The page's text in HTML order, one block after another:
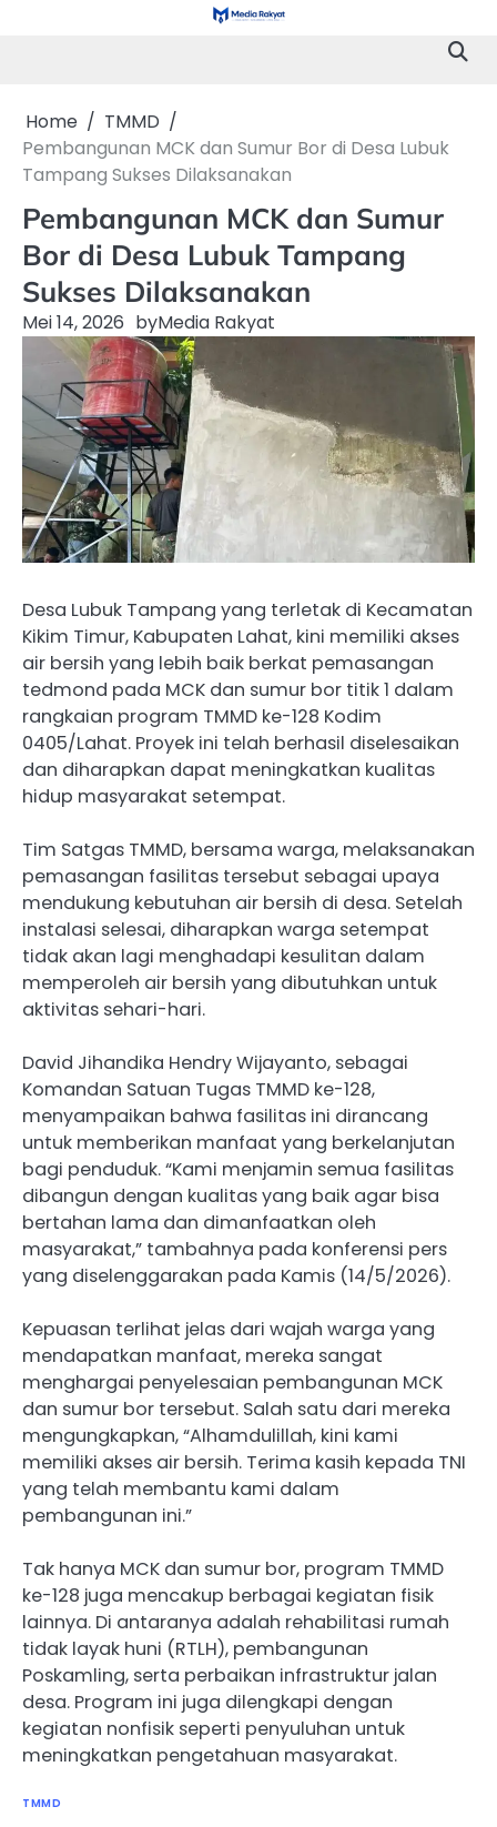
Home
TMMD
Pembangunan MCK dan Sumur Bor di Desa Lubuk
Tampang Sukses Dilaksanakan
Pembangunan MCK dan Sumur
Bor di Desa Lubuk Tampang
Sukses Dilaksanakan
Mei 14, 2026 byMedia Rakyat
Desa Lubuk Tampang yang terletak di Kecamatan
Kikim Timur, Kabupaten Lahat, kini memiliki akses
air bersih yang lebih baik berkat pemasangan
tedmond pada MCK dan sumur bor titik 1 dalam
rangkaian program TMMD ke-128 Kodim
0405/Lahat. Proyek ini telah berhasil diselesaikan
dan diharapkan dapat meningkatkan kualitas
hidup masyarakat setempat.
Tim Satgas TMMD, bersama warga, melaksanakan
pemasangan fasilitas tersebut sebagai upaya
mendukung kebutuhan air bersih di desa. Setelah
instalasi selesai, diharapkan warga setempat
tidak akan lagi menghadapi kesulitan dalam
memperoleh air bersih yang dibutuhkan untuk
aktivitas sehari-hari.
David Jihandika Hendry Wijayanto, sebagai
Komandan Satuan Tugas TMMD ke-128,
menyampaikan bahwa fasilitas ini dirancang
untuk memberikan manfaat yang berkelanjutan
bagi penduduk. “Kami menjamin semua fasilitas
dibangun dengan kualitas yang baik agar bisa
bertahan lama dan dimanfaatkan oleh
masyarakat,” tambahnya pada konferensi pers
yang diselenggarakan pada Kamis (14/5/2026).
Kepuasan terlihat jelas dari wajah warga yang
mendapatkan manfaat, mereka sangat
menghargai penyelesaian pembangunan MCK
dan sumur bor tersebut. Salah satu dari mereka
mengungkapkan, “Alhamdulillah, kini kami
memiliki akses air bersih. Terima kasih kepada TNI
yang telah membantu kami dalam
pembangunan ini.”
Tak hanya MCK dan sumur bor, program TMMD
ke-128 juga mencakup berbagai kegiatan fisik
lainnya. Di antaranya adalah rehabilitasi rumah
tidak layak huni (RTLH), pembangunan
Poskamling, serta perbaikan infrastruktur jalan
desa. Program ini juga dilengkapi dengan
kegiatan nonfisik seperti penyuluhan untuk
meningkatkan pengetahuan masyarakat.
TMMD